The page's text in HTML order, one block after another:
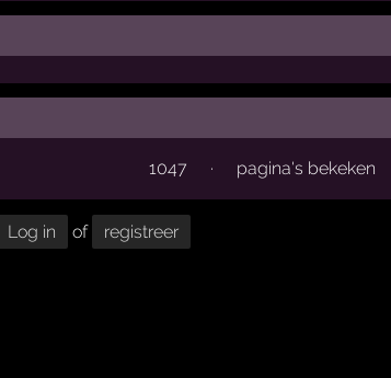
1047 · pagina's bekeken
Log in of registreer